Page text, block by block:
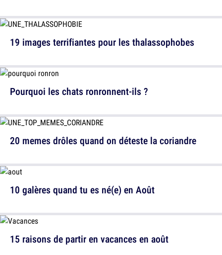
Pourquoi les chats ronronnent-ils ?
10 galères quand tu es né(e) en Août
19 images terrifiantes pour les thalassophobes
20 memes drôles quand on déteste la coriandre
15 raisons de partir en vacances en août